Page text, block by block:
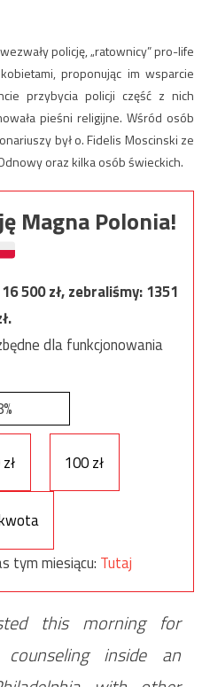
policję, „ratownicy” pro-life
proponując im wsparcie
przybycia policji część z nich
pieśni religijne. Wśród osób
był o. Fidelis Moscinski ze
oraz kilka osób świeckich.
Magna Polonia!
16 500zł, zebraliśmy:1351
dla funkcjonowania
100 zł
tym miesiącu: Tutaj
this morning for
inside an